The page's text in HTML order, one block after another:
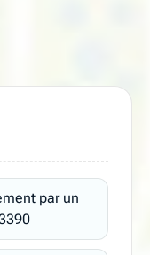
par un